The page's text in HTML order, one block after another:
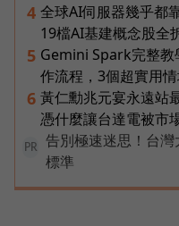
4 全球AI伺服器幾乎都
19檔AI基建概念股全
5 Gemini Spark完整
作流程，3個超實用
6 黃仁勳兆元宴永遠站
憑什麼讓台達電被市
PR
告別極速迷思！台
標準